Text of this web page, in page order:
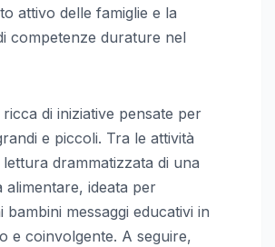
attivo delle famiglie e la
competenze durature nel
di iniziative pensate per
e piccoli. Tra le attività
drammatizzata di una
alimentare, ideata per
bambini messaggi educativi in
e coinvolgente. A seguire,